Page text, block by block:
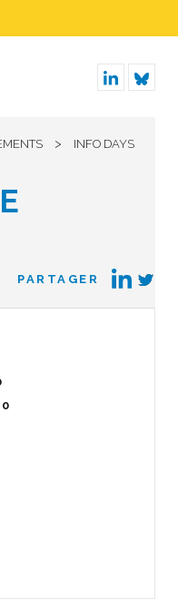
>
INFO DAYS
PARTAGER